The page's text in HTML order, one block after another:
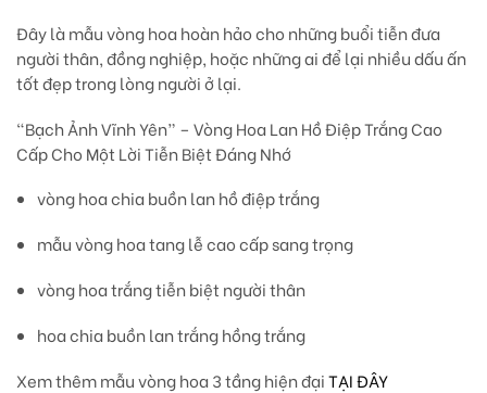
Đây là mẫu vòng hoa hoàn hảo cho những buổi tiễn đưa
người thân, đồng nghiệp, hoặc những ai để lại nhiều dấu ấn
tốt đẹptrong lòng người ở lại.
“Bạch Ảnh Vĩnh Yên” – Vòng Hoa Lan Hồ Điệp Trắng Cao
Cấp Cho Một Lời Tiễn Biệt Đáng Nhớ
vòng hoa chia buồn lan hồ điệp trắng
mẫu vòng hoa tang lễ cao cấp sang trọng
vòng hoa trắng tiễn biệt người thân
hoa chia buồn lan trắng hồng trắng
Xem thêm mẫu vòng hoa 3 tầng hiện đạiTẠI ĐÂY